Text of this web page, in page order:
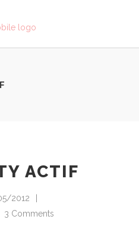
ACTIF
2012
3 Comments